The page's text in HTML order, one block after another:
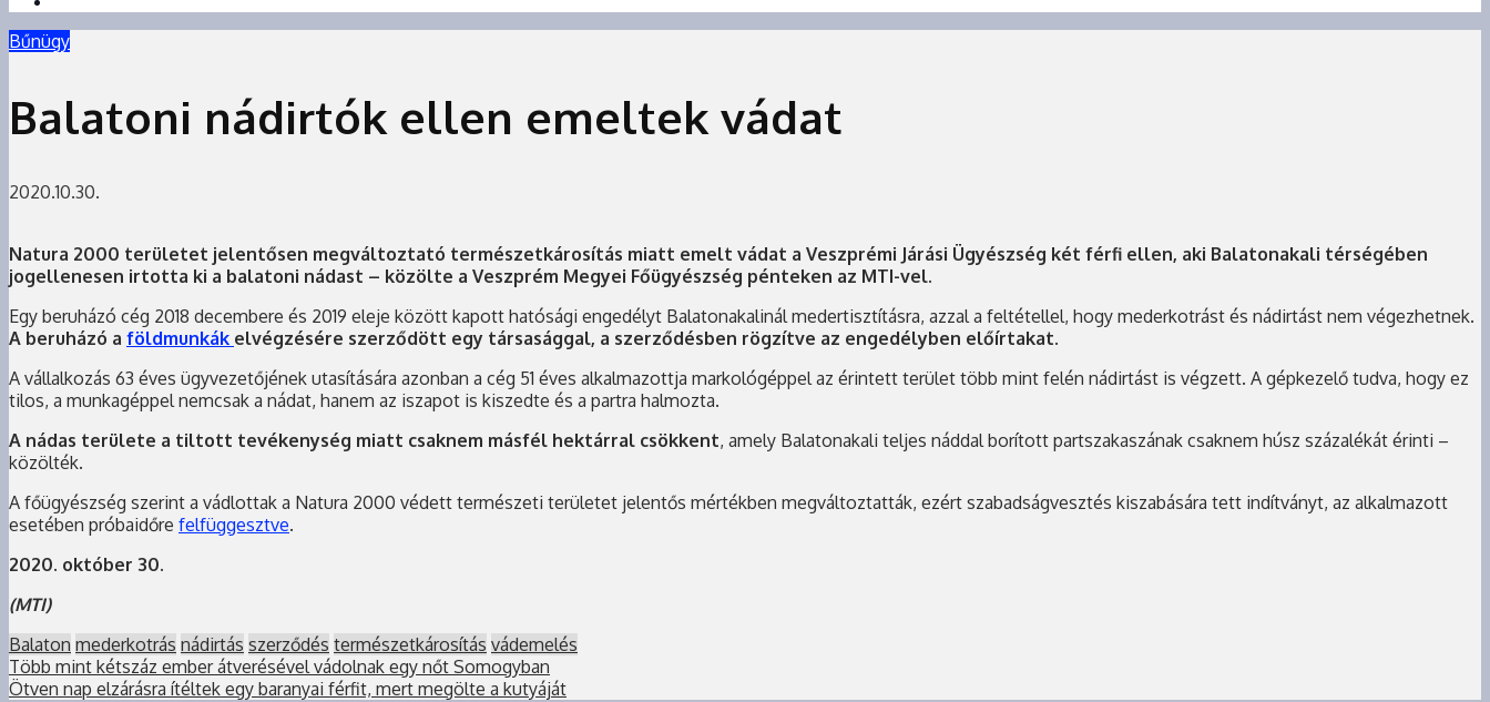
Bűnügy
Balatoni nádirtók ellen emeltek vádat
2020.10.30.
Natura 2000 területet jelentősen megváltoztató természetkárosítás miatt emelt vádat a Veszprémi Járási Ügyészség két férfi ellen, aki Balatonakali térségében
jogellenesen irtotta ki a balatoni nádast – közölte a Veszprém Megyei Főügyészség pénteken az MTI-vel.
Egy beruházó cég 2018 decembere és 2019 eleje között kapott hatósági engedélyt Balatonakalinál medertisztításra, azzal a feltétellel, hogy mederkotrást és nádirtást nem végezhetnek.
A beruházó a földmunkák elvégzésére szerződött egy társasággal, a szerződésben rögzítve az engedélyben előírtakat.
A vállalkozás 63 éves ügyvezetőjének utasítására azonban a cég 51 éves alkalmazottja markológéppel az érintett terület több mint felén nádirtást is végzett. A gépkezelő tudva, hogy ez
tilos, a munkagéppel nemcsak a nádat, hanem az iszapot is kiszedte és a partra halmozta.
A nádas területe a tiltott tevékenység miatt csaknem másfél hektárral csökkent, amely Balatonakali teljes náddal borított partszakaszának csaknem húsz százalékát érinti –
közölték.
A főügyészség szerint a vádlottak a Natura 2000 védett természeti területet jelentős mértékben megváltoztatták, ezért szabadságvesztés kiszabására tett indítványt, az alkalmazott
esetében próbaidőre felfüggesztve.
2020. október 30.
(MTI)
Balaton mederkotrás nádirtás szerződés természetkárosítás vádemelés
Több mint kétszáz ember átverésével vádolnak egy nőt Somogyban
Ötven nap elzárásra ítéltek egy baranyai férfit, mert megölte a kutyáját